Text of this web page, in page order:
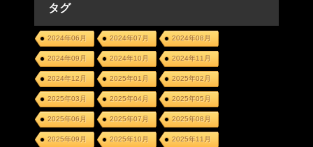
タグ
2024年06月 2024年07月 2024年08月
2024年09月 2024年10月 2024年11月
2024年12月 2025年01月 2025年02月
2025年03月 2025年04月 2025年05月
2025年06月 2025年07月 2025年08月
2025年09月 2025年10月 2025年11月